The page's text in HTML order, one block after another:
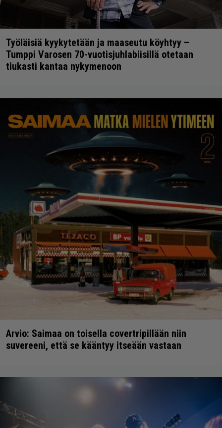
Työläisiä kyykytetään ja maaseutu köyhtyy –
Tumppi Varosen 70-vuotisjuhlabiisillä otetaan
tiukasti kantaa nykymenoon
Arvio: Saimaa on toisella covertripillään niin
suvereeni, että se kääntyy itseään vastaan